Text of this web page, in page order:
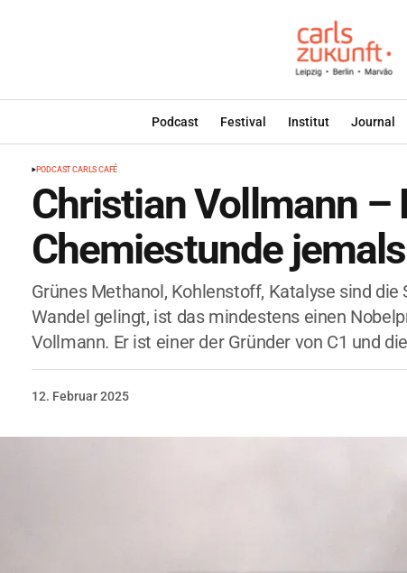
Podcast Festival Institut Journal
PODCAST CARLS CAFÉ
Christian Vollmann –
Chemiestunde
Grünes Methanol, Kohlenstoff, Katalyse sind
Wandel gelingt, ist das mindestens einen
Vollmann. Er ist einer der Gründer von C1 und
12. Februar 2025